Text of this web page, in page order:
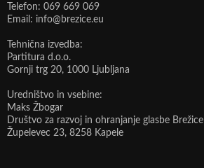
Telefon: 069 669 069
Email: info@brezice.eu
Tehnična izvedba:
Partitura d.o.o.
Gornji trg 20, 1000 Ljubljana
Uredništvo in vsebine:
Maks Žbogar
Društvo za razvoj in ohranjanje glasbe Brežice
Župelevec 23, 8258 Kapele